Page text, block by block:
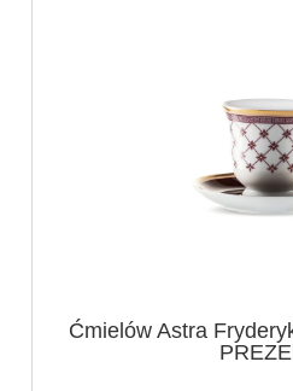
Ćmielów Astra